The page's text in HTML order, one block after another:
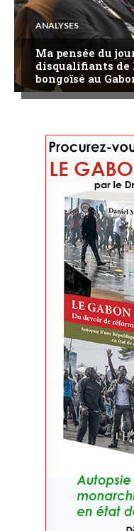
ANALYSES
Ma pensée du
disqualifiants de
bongoïsé au